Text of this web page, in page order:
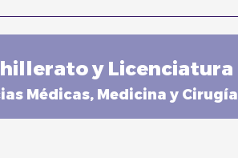
y Licenciatura
Médicas, Medicina y Cirugía